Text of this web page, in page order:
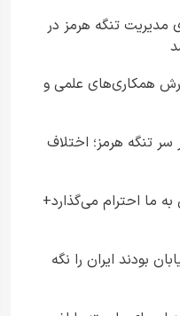
مدیریت تنگه هرمز در
همکاری‌های علمی و
سر تنگه هرمز؛ اختلاف
به ما احترام می‌گذارد+
بودند ایران را نگه